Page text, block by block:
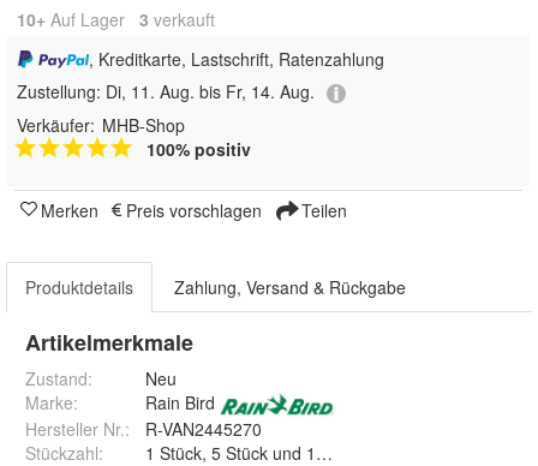
10+ Auf Lager 3 verkauft
, Kreditkarte, Lastschrift, Ratenzahlung
Zustellung: Di, 11. Aug. bis Fr, 14. Aug.
Verkäufer: MHB-Shop
100% positiv
Merken Preis vorschlagen Teilen
Produktdetails Zahlung, Versand & Rückgabe
Artikelmerkmale
Zustand:
Neu
Marke:
Rain Bird
Hersteller Nr.:
R-VAN2445270
Stückzahl: 1 Stück, 5 Stück und 10 Stück